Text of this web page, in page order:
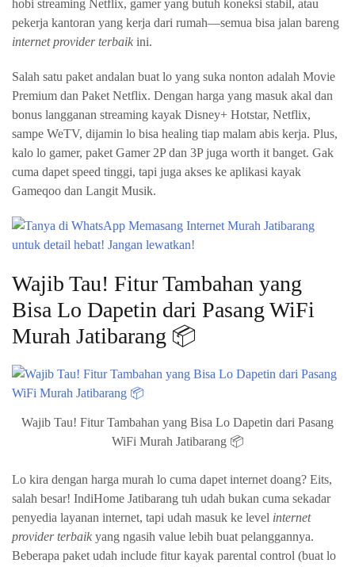
hobi streaming Netflix, gamer yang butuh koneksi stabil, atau
pekerja kantoran yang kerja dari rumah—semua bisa jalan bareng
internet provider terbaik ini.
Salah satu paket andalan buat lo yang suka nonton adalah Movie
Premium dan Paket Netflix. Dengan harga yang masuk akal dan
bonus langganan streaming kayak Disney+ Hotstar, Netflix,
sampe WeTV, dijamin lo bisa healing tiap malam abis kerja. Plus,
kalo lo gamer, paket Gamer 2P dan 3P juga worth it banget. Gak
cuma dapet speed tinggi, tapi juga akses ke aplikasi kayak
Gameqoo dan Langit Musik.
Wajib Tau! Fitur Tambahan yang
Bisa Lo Dapetin dari Pasang WiFi
Murah Jatibarang 📦
Wajib Tau! Fitur Tambahan yang Bisa Lo Dapetin dari Pasang
WiFi Murah Jatibarang 📦
Lo kira dengan harga murah lo cuma dapet internet doang? Eits,
salah besar! IndiHome Jatibarang tuh udah bukan cuma sekadar
penyedia layanan internet, tapi udah masuk ke level internet
provider terbaik yang ngasih value lebih buat pelanggannya.
Beberapa paket udah include fitur kayak parental control (buat lo